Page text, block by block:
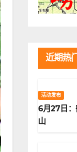
近期热
活动发布
6月27日：
山